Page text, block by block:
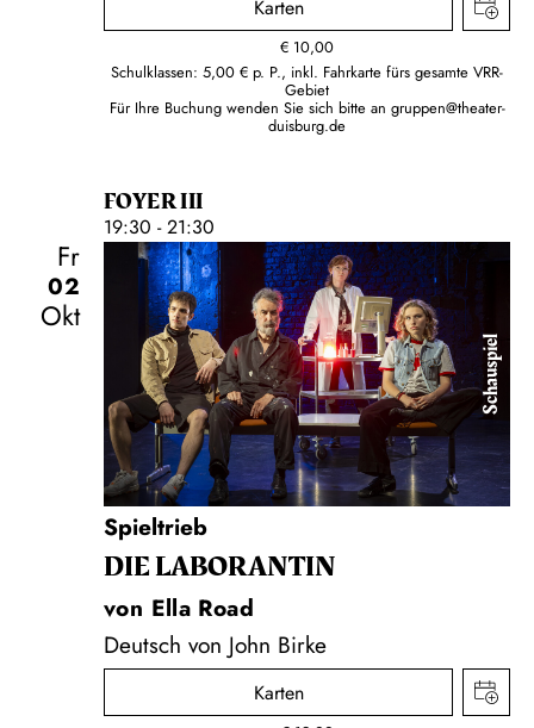
Karten
€ 10,00
Schulklassen: 5,00 € p. P., inkl. Fahrkarte fürs gesamte VRR-
Gebiet
Für Ihre Buchung wenden Sie sich bitte an gruppen@theater-
duisburg.de
FOYER III
19:30 - 21:30
Fr
02
Okt
Schauspiel
Spieltrieb
DIE LA­BO­RAN­TIN
von Ella Road
Deutsch von John Birke
Karten